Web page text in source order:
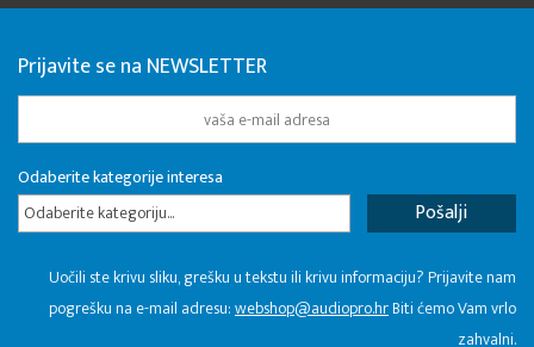
Prijavite se na NEWSLETTER
Odaberite kategorije interesa
Odaberite kategoriju...
Uočili ste krivu sliku, grešku u tekstu ili krivu informaciju? Prijavite nam
pogrešku na e-mail adresu:webshop@audiopro.hrBiti ćemo Vam vrlo
zahvalni.